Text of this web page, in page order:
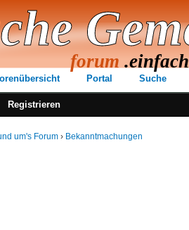
forum
Portal Suche
Registrieren
um's Forum › Bekanntmachungen